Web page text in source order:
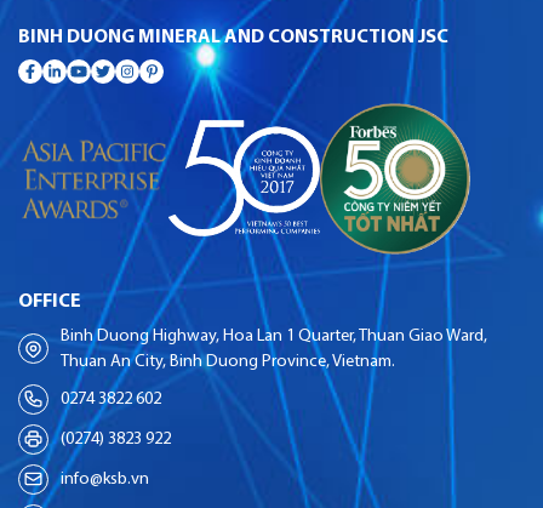
BINH DUONG MINERAL AND CONSTRUCTION JSC
OFFICE
Binh Duong Highway, Hoa Lan 1 Quarter, Thuan Giao Ward,
Thuan An City, Binh Duong Province, Vietnam.
0274 3822 602
(0274) 3823 922
info@ksb.vn